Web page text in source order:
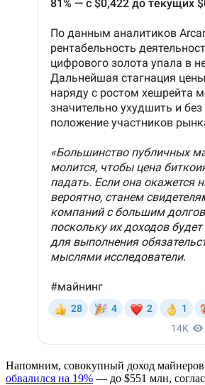
Напомним, совокупный доход майнеров
обвалился на 19% — до $551 млн,